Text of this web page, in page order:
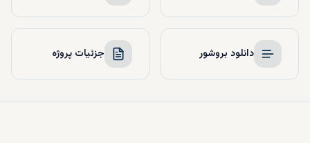
دانلود بروشور جزئیات پروژه